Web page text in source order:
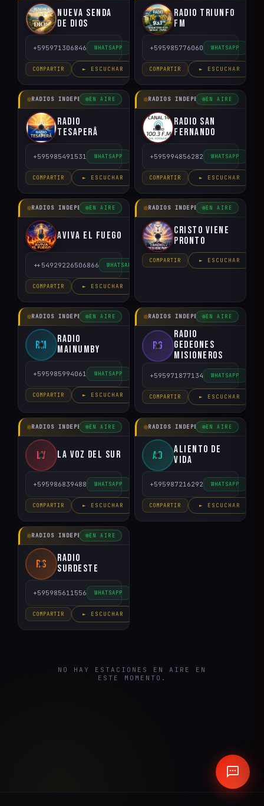
Nueva Senda
de Dios
+595971306846 WHATSAPP
COMPARTIR ► ESCUCHAR
Radio Triunfo
FM
+595985776060 WHATSAPP
COMPARTIR ► ESCUCHAR
RADIOS INDEPENDIENTES
EN AIRE
Radio
Tesaperâ
+595985491531 WHATSAPP
COMPARTIR ► ESCUCHAR
RADIOS INDEPENDIENTES
EN AIRE
Radio San
Fernando
+595994856282 WHATSAPP
COMPARTIR ► ESCUCHAR
RADIOS INDEPENDIENTES
EN AIRE
Aviva el Fuego
++54929226506866 WHATSAPP
COMPARTIR ► ESCUCHAR
RADIOS INDEPENDIENTES
EN AIRE
Cristo Viene
Pronto
COMPARTIR ► ESCUCHAR
RADIOS INDEPENDIENTES
EN AIRE
RM
Radio
Mainumby
+595985994061 WHATSAPP
COMPARTIR ► ESCUCHAR
RADIOS INDEPENDIENTES
EN AIRE
RG
Radio
Gedeones
Misioneros
+595971877134 WHATSAPP
COMPARTIR ► ESCUCHAR
RADIOS INDEPENDIENTES
EN AIRE
LV La Voz del Sur
+595986839488 WHATSAPP
COMPARTIR ► ESCUCHAR
RADIOS INDEPENDIENTES
EN AIRE
AD
Aliento de
Vida
+595987216292 WHATSAPP
COMPARTIR ► ESCUCHAR
RADIOS INDEPENDIENTES
EN AIRE
RS
Radio
Surdeste
+595985611556 WHATSAPP
COMPARTIR ► ESCUCHAR
NO HAY ESTACIONES EN AIRE EN
ESTE MOMENTO.